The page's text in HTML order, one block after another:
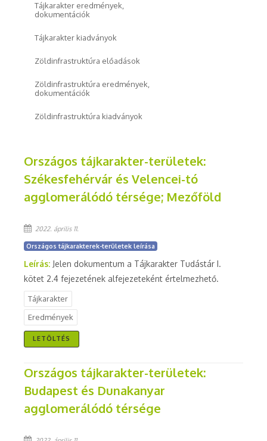
Tájkarakter eredmények,
dokumentációk
Tájkarakter kiadványok
Zöldinfrastruktúra előadások
Zöldinfrastruktúra eredmények,
dokumentációk
Zöldinfrastruktúra kiadványok
Országos tájkarakter-területek:
Székesfehérvár és Velencei-tó
agglomerálódó térsége; Mezőföld
2022. április 11.
Országos tájkarakterek-területek leírása
Leírás: Jelen dokumentum a Tájkarakter Tudástár I.
kötet 2.4 fejezetének alfejezeteként értelmezhető.
Tájkarakter
Eredmények
LETÖLTÉS
Országos tájkarakter-területek:
Budapest és Dunakanyar
agglomerálódó térsége